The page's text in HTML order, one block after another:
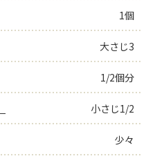
1個
大さじ3
1/2個分
小さじ1/2
少々